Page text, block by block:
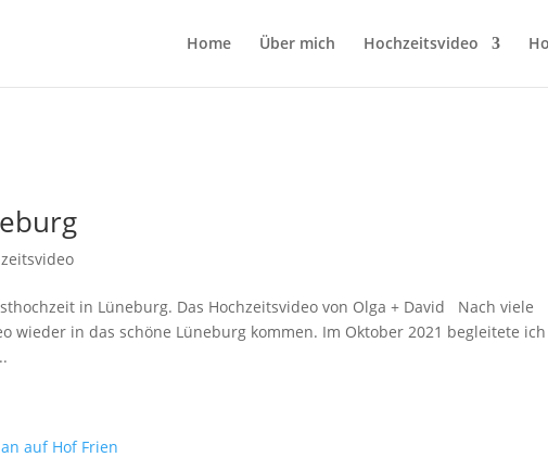
Home Über mich Hochzeitsvideo
in Lüneburg. Das Hochzeitsvideo von Olga + David Nach viele
wieder in das schöne Lüneburg kommen. Im Oktober 2021 begleitete